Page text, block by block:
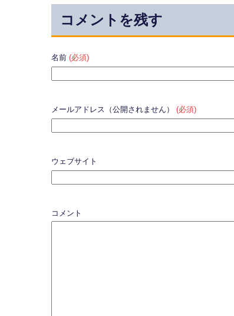
コメントを残す
名前 (必須)
メールアドレス（公開されません） (必須)
ウェブサイト
コメント